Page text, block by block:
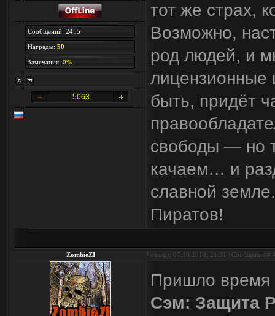
Сообщений: 2455
Награды: 50
Замечания: 0%
5063
тот же страх,
Возможно,
род людей, и
лицензионные
быть, придёт
свободы — но
качаем… и
славной
Пиратов!
ZombieZI Четверг, 07.10.2010, 21:31 | Сообщение #
Пришло время
Сэм: Защита